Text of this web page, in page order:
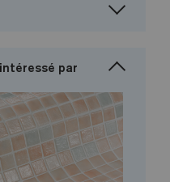
par